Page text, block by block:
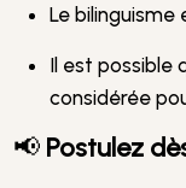
Le
Il est possible
considérée
📢 Postulez